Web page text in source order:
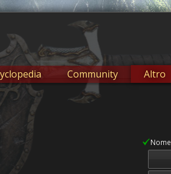
Community Altro
Nome